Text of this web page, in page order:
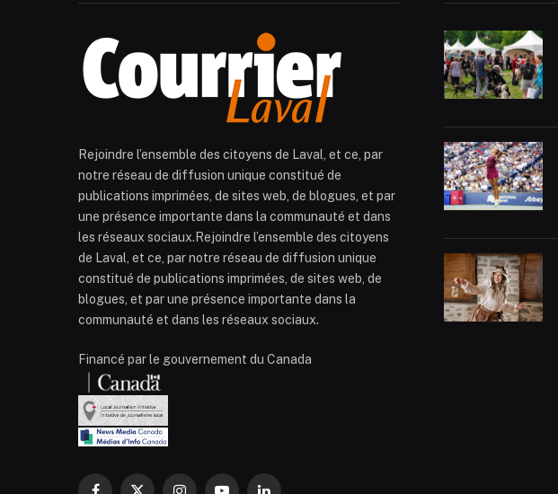
Rejoindre l’ensemble des citoyens de Laval, et ce, par
notre réseau de diffusion unique constitué de
publications imprimées, de sites web, de blogues, et par
une présence importante dans la communauté et dans
les réseaux sociaux.Rejoindre l’ensemble des citoyens
de Laval, et ce, par notre réseau de diffusion unique
constitué de publications imprimées, de sites web, de
blogues, et par une présence importante dans la
communauté et dans les réseaux sociaux.
Financé par le gouvernement du Canada